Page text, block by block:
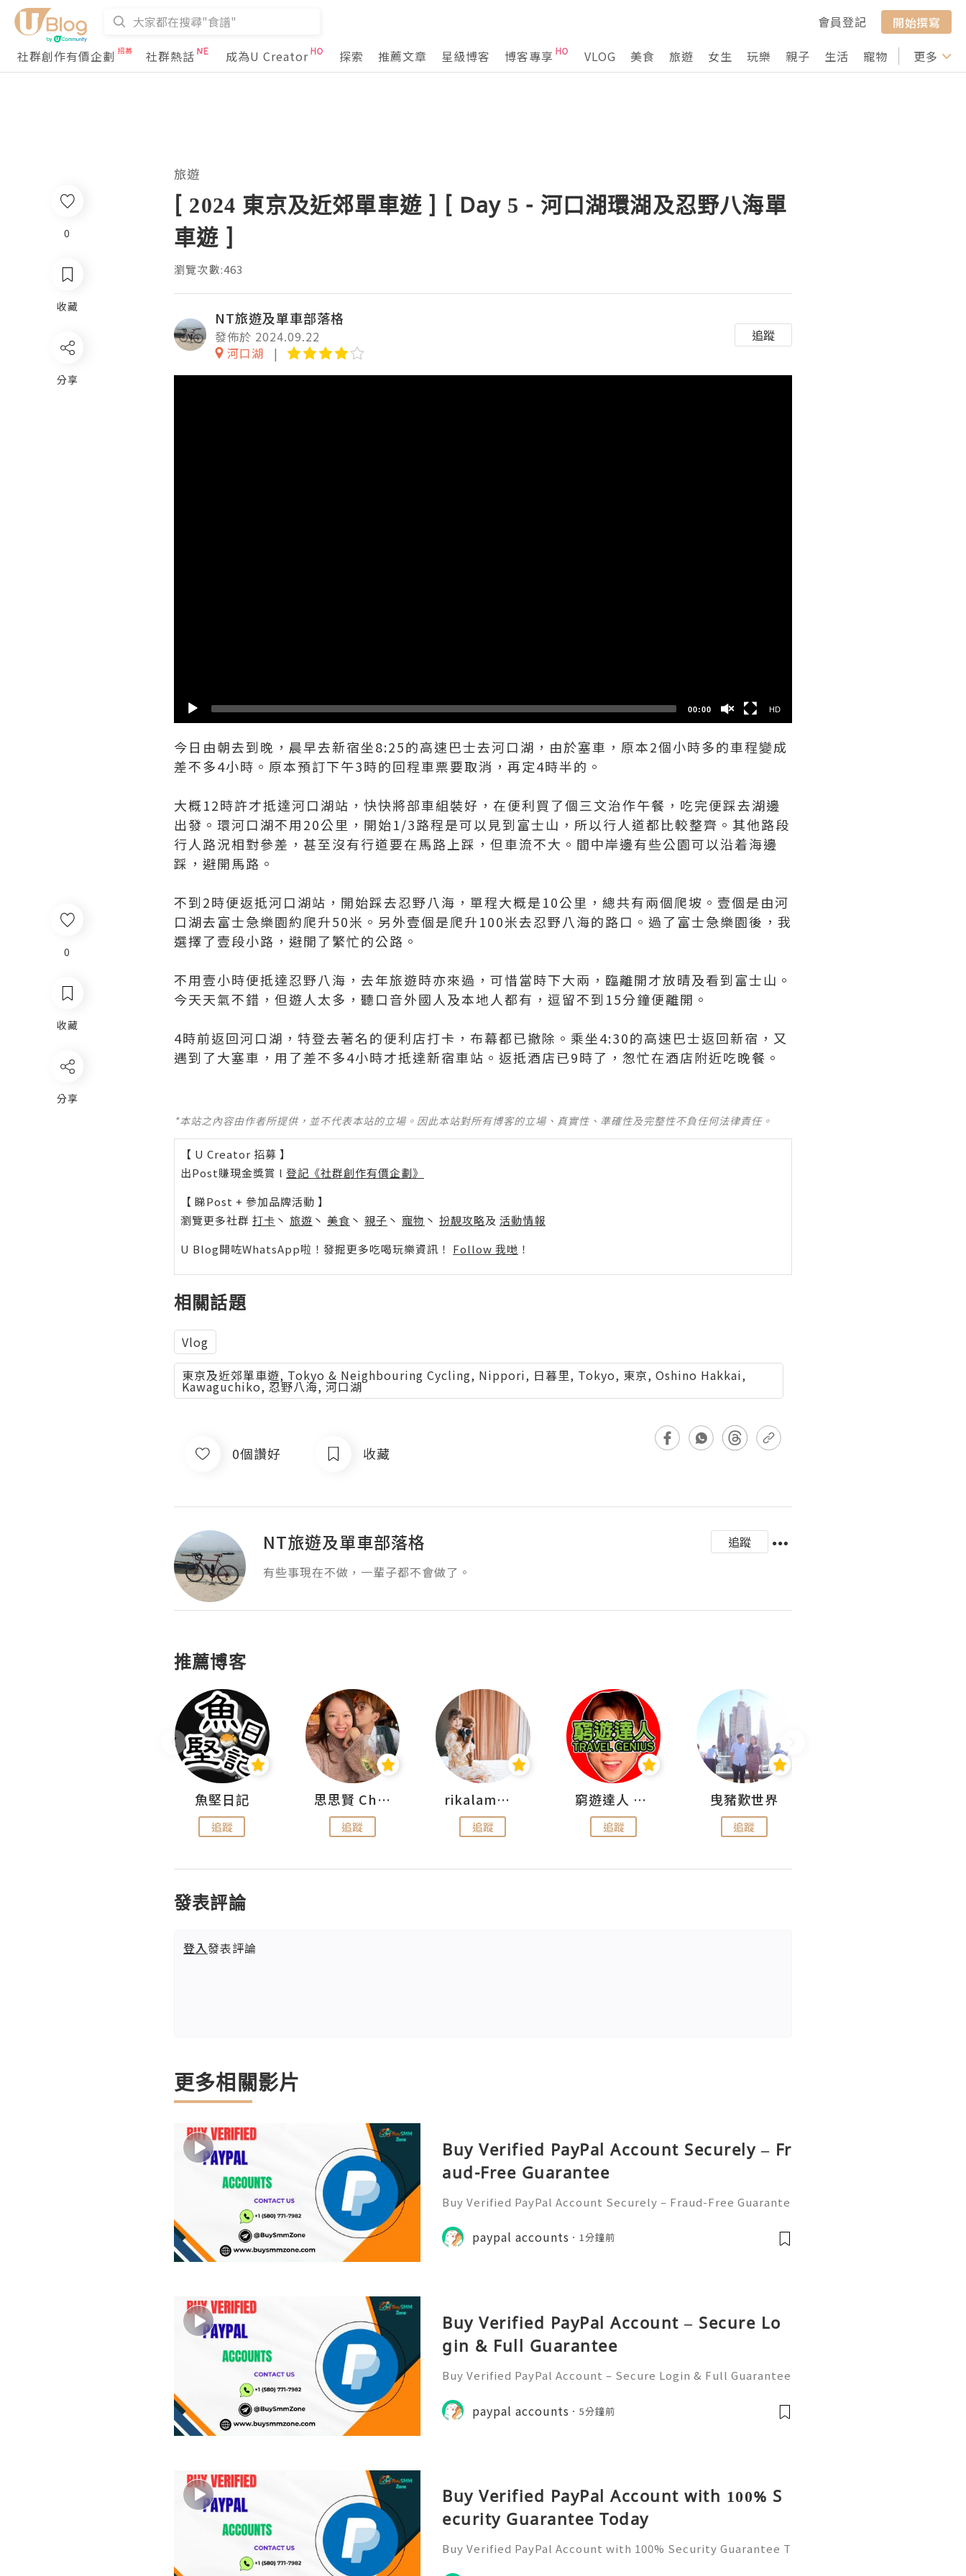
會員登記
開始撰寫
社群創作有價企劃
社群熱話 成為U Creator 探索 推薦文章 星級博客 博客專享 VLOG 美食 旅遊 女生 玩樂 親子 生活 寵物 行山 打卡
更多
0
收藏
分享
旅遊
[ 2024 東京及近郊單車遊 ] [ Day 5 - 河口湖環湖及忍野八海單
車遊 ]
瀏覽次數:463
NT旅遊及單車部落格
發佈於 2024.09.22
河口湖
追蹤
00:00 HD
今日由朝去到晚，晨早去新宿坐8:25的高速巴士去河口湖，由於塞車，原本2個小時多的車程變成
差不多4小時。原本預訂下午3時的回程車票要取消，再定4時半的。
大概12時許才抵達河口湖站，快快將部車組裝好，在便利買了個三文治作午餐，吃完便踩去湖邊
出發。環河口湖不用20公里，開始1/3路程是可以見到富士山，所以行人道都比較整齊。其他路段
行人路況相對參差，甚至沒有行道要在馬路上踩，但車流不大。間中岸邊有些公園可以沿着海邊
踩，避開馬路。
不到2時便返抵河口湖站，開始踩去忍野八海，單程大概是10公里，總共有兩個爬坡。壹個是由河
口湖去富士急樂園約爬升50米。另外壹個是爬升100米去忍野八海的路口。過了富士急樂園後，我
選擇了壹段小路，避開了繁忙的公路。
不用壹小時便抵達忍野八海，去年旅遊時亦來過，可惜當時下大兩，臨離開才放晴及看到富士山。
今天天氣不錯，但遊人太多，聽口音外國人及本地人都有，逗留不到15分鐘便離開。
4時前返回河口湖，特登去著名的便利店打卡，布幕都已撤除。乘坐4:30的高速巴士返回新宿，又
*本站之內容由作者所提供，並不代表本站的立場。因此本站對所有博客的立場、真實性、準確性及完整性不負任何法律責任。
【 U Creator 招募 】
出Post賺現金獎賞 l 登記《社群創作有價企劃》
【 睇Post + 參加品牌活動 】
瀏覽更多社群 打卡 丶 旅遊 丶 美食 丶 親子 丶 寵物 丶 扮靚攻略及 活動情報
U Blog開咗WhatsApp啦！發掘更多吃喝玩樂資訊！ Follow 我哋 ！
相關話題
Vlog
東京及近郊單車遊, Tokyo & Neighbouring Cycling, Nippori, 日暮里, Tokyo, 東京, Oshino Hakkai,
Kawaguchiko, 忍野八海, 河口湖
0個讚好 收藏
NT旅遊及單車部落格
追蹤
有些事現在不做，一輩子都不會做了。
推薦博客
魚堅日記
追蹤
思思賢 ChillMyBabe
追蹤
rikalammm
追蹤
窮遊達人 Mr.TravelGenius
追蹤
曳豬歎世界
追蹤
發表評論
登入發表評論
更多相關影片
Buy Verified PayPal Account Securely – Fr
aud-Free Guarantee
Buy Verified PayPal Account Securely – Fraud-Free Guarante
e money online. Many people use it every day. But sometime
s, setting up a PayPal ac
paypal accounts 1分鐘前
Buy Verified PayPal Account – Secure Lo
gin & Full Guarantee
Buy Verified PayPal Account – Secure Login & Full Guarantee
ne wrong move could cost you time, money, or even your on
line reputation. That’s
paypal accounts 5分鐘前
Buy Verified PayPal Account with 100% S
ecurity Guarantee Today
Buy Verified PayPal Account with 100% Security Guarantee T
0
收藏
分享